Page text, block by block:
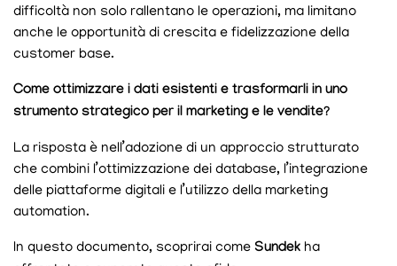
difficoltà non solo rallentano le operazioni, ma limitano
anche le opportunità di crescita e fidelizzazione della
customer base.
Come ottimizzare i dati esistenti e trasformarli in uno
strumento strategico per il marketing e le vendite?
La risposta è nell’adozione di un approccio strutturato
che combini l’ottimizzazione dei database, l’integrazione
delle piattaforme digitali e l’utilizzo della marketing
automation.
In questo documento, scoprirai come Sundek ha